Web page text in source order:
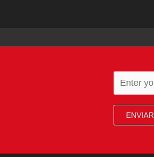
ENVIAR